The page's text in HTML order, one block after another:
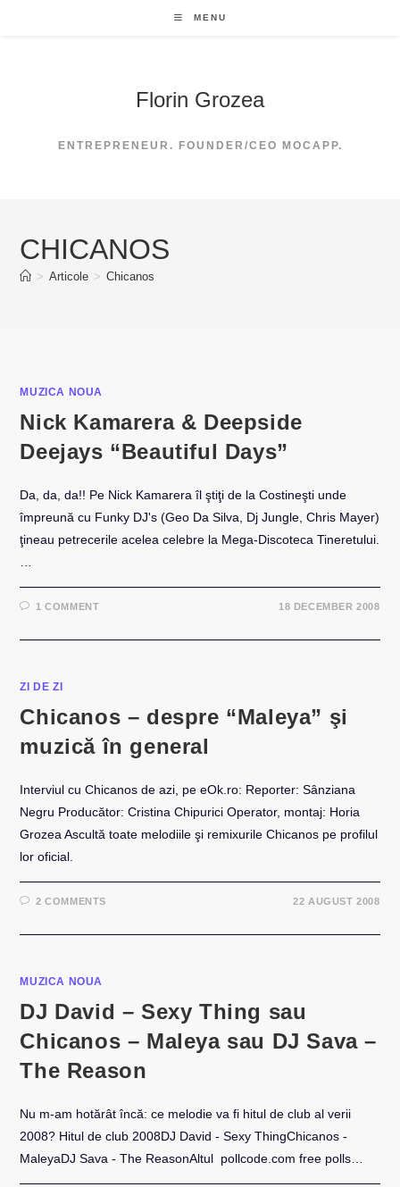
MENU
Florin Grozea
ENTREPRENEUR. FOUNDER/CEO MOCAPP.
CHICANOS
> Articole > Chicanos
MUZICA NOUA
Nick Kamarera & Deepside
Deejays “Beautiful Days”
Da, da, da!! Pe Nick Kamarera îl ştiţi de la Costineşti unde
împreună cu Funky DJ's (Geo Da Silva, Dj Jungle, Chris Mayer)
ţineau petrecerile acelea celebre la Mega-Discoteca Tineretului.
1 COMMENT 18 DECEMBER 2008
ZI DE ZI
Chicanos – despre “Maleya” şi
muzică în general
Interviul cu Chicanos de azi, pe eOk.ro: Reporter: Sânziana
Negru Producător: Cristina Chipurici Operator, montaj: Horia
Grozea Ascultă toate melodiile şi remixurile Chicanos pe profilul
lor oficial.
2 COMMENTS 22 AUGUST 2008
MUZICA NOUA
DJ David – Sexy Thing sau
Chicanos – Maleya sau DJ Sava –
The Reason
Nu m-am hotărât încă: ce melodie va fi hitul de club al verii
2008? Hitul de club 2008DJ David - Sexy ThingChicanos -
MaleyaDJ Sava - The ReasonAltul pollcode.com free polls…